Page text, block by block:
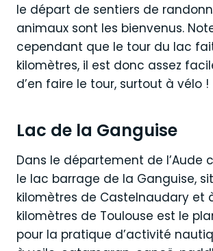
le départ de sentiers de
animaux sont les bienvenus.
cependant que le tour du lac
kilomètres, il est donc assez
d’en faire le tour, surtout à vélo !
Lac de la Ganguise
Dans le département de l’Aude
le lac barrage de la Ganguise,
kilomètres de Castelnaudary et
kilomètres de Toulouse est le
pour la pratique d’activité